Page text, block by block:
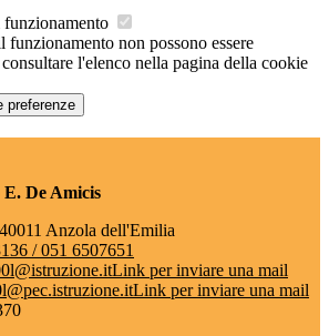
funzionamento
funzionamento non possono essere
l'elenco nella pagina della cookie
preferenze
De Amicis
Anzola dell'Emilia
/ 051 6507651
Link per inviare una mail
Link per inviare una mail